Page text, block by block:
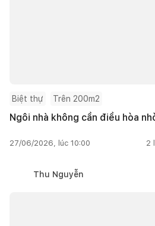
Biệt thự Trên 200m2
Ngôi nhà không cần điều hòa
27/06/2026, lúc 10:00 2
Thu Nguyễn